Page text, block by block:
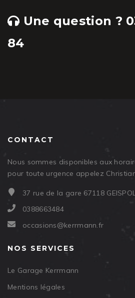
Une question ?
84
CONTACT
Nous sommes disponibles aux
pour toute urgence appelez
37 rue de la gare 67118
0388663484
occasions@kerrmann.fr
NOS SERVICES
Le Garage Kerrmann
Mentions légales